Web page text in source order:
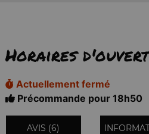
Horaires
Actuellement fermé
Précommande pour 18h50
AVIS (6)